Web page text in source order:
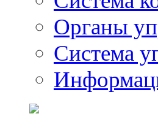
Органы
Система